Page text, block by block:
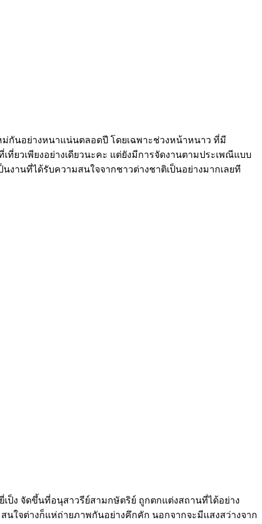
ม่กันอย่างหนาแน่นตลอดปี โดยเฉพาะช่วงหน้าหนาว ที่มี
ยวเพียงอย่างเดียวนะคะ แต่ยังมีการจัดงานตามประเพณีแบบ
านที่ได้รับความสนใจจากชาวต่างชาติเป็นอย่างมากเลยที
เป็ง จัดขึ้นที่อนุสาวรีย์สามกษัตริย์ ถูกตกแต่งสถานที่ได้อย่าง
นใจต่างก็แห่ถ่ายภาพกันอย่างคึกคัก นอกจากจะมีเเสงสว่างจาก